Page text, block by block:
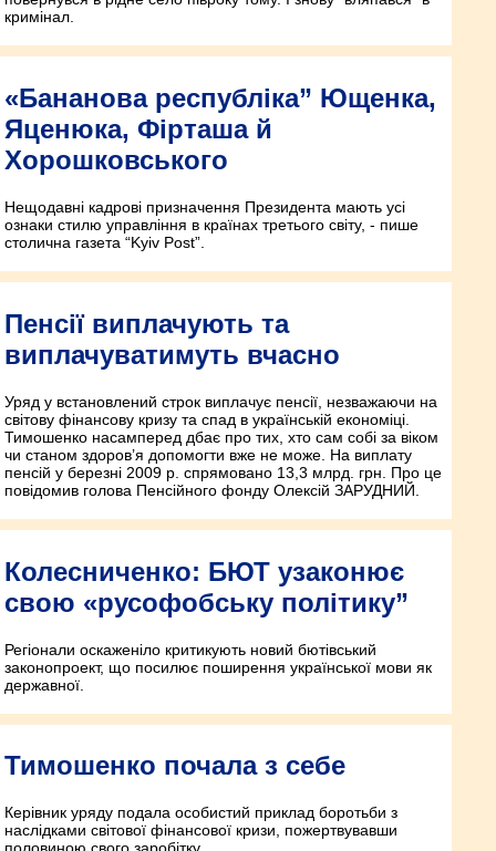
кримінал.
«Бананова республіка” Ющенка,
Яценюка, Фірташа й
Хорошковського
Нещодавні кадрові призначення Президента мають усі
ознаки стилю управління в країнах третього світу, - пише
столична газета “Kyiv Post”.
Пенсії виплачують та
виплачуватимуть вчасно
Уряд у встановлений строк виплачує пенсії, незважаючи на
світову фінансову кризу та спад в українській економіці.
Тимошенко насамперед дбає про тих, хто сам собі за віком
чи станом здоров’я допомогти вже не може. На виплату
пенсій у березні 2009 р. спрямовано 13,3 млрд. грн. Про це
повідомив голова Пенсійного фонду Олексій ЗАРУДНИЙ.
Колесниченко: БЮТ узаконює
свою «русофобську політику”
Регіонали оскаженіло критикують новий бютівський
законопроект, що посилює поширення української мови як
державної.
Тимошенко почала з себе
Керівник уряду подала особистий приклад боротьби з
наслідками світової фінансової кризи, пожертвувавши